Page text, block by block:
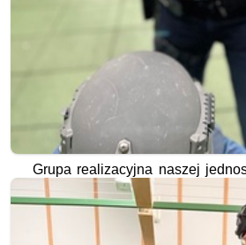
Grupa realizacyjna naszej